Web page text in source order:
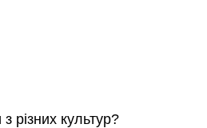
різних культур?